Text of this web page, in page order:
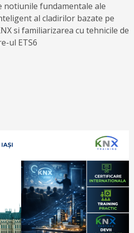
notiunile fundamentale ale
al cladirilor bazate pe
si familiarizarea cu tehnicile de
ul ETS6